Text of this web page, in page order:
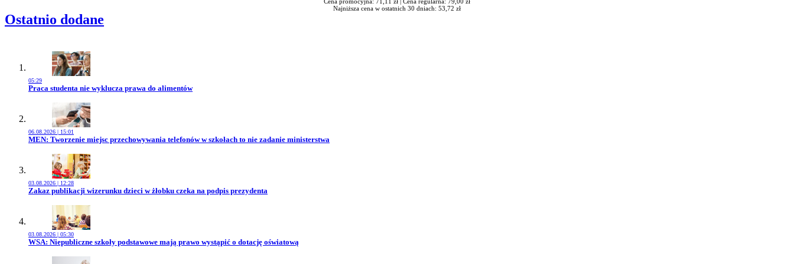
Najniższa cena w ostatnich 30 dniach: 53,72 zł
Ostatnio dodane
05:29
Przejdź do artykułu:
Praca studenta nie wyklucza prawa do alimentów
06.08.2026 | 15:01
Przejdź do artykułu:
MEN: Tworzenie miejsc przechowywania telefonów w szkołach to nie zadanie ministerstwa
03.08.2026 | 12:28
Przejdź do artykułu:
Zakaz publikacji wizerunku dzieci w żłobku czeka na podpis prezydenta
03.08.2026 | 05:30
Przejdź do artykułu:
WSA: Niepubliczne szkoły podstawowe mają prawo wystąpić o dotację oświatową